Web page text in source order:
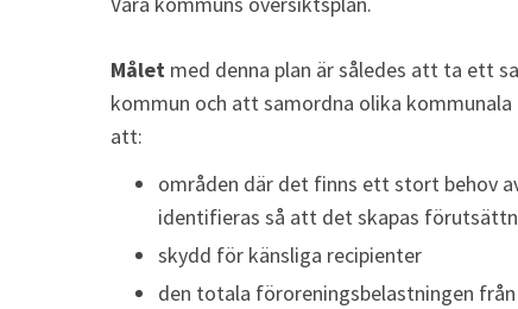
Målet med denna plan är således att ta ett
kommun och att samordna olika
att:
områden där det finns ett stort behov
identifieras så att det skapas
skydd för känsliga recipienter
den totala föroreningsbelastningen